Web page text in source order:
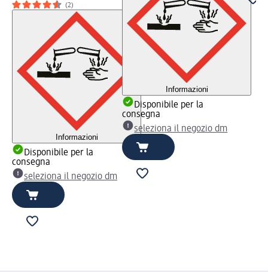
(2)
Informazioni
Disponibile per la
consegna
seleziona il negozio dm
Informazioni
Disponibile per la
consegna
seleziona il negozio dm